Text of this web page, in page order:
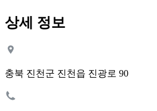
상세 정보
충북 진천군 진천읍 진광로 90